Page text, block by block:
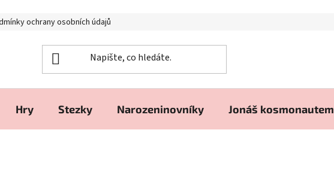
ochrany osobních údajů
Hry Stezky Narozeninovníky Jonáš kosmonautem